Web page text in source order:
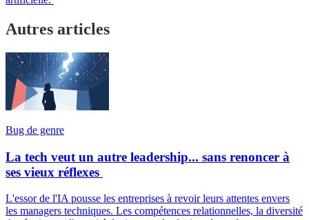
Autres articles
Bug de genre
La tech veut un autre leadership... sans renoncer à
ses vieux réflexes
L'essor de l'IA pousse les entreprises à revoir leurs attentes envers
les managers techniques. Les compétences relationnelles, la diversité